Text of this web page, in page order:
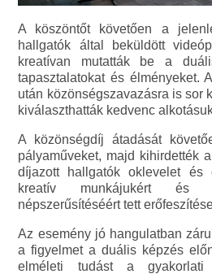
A köszöntőt követően a
hallgatók által beküldött
kreatívan mutatták be a
tapasztalatokat és élményeket.
után közönségszavazásra is sor
kiválaszthatták kedvenc
A közönségdíj átadását
pályaműveket, majd kihirdették
díjazott hallgatók oklevelet és
kreatív munkájukért
népszerűsítéséért tett
Az esemény jó hangulatban
a figyelmet a duális képzés
elméleti tudást a gyakorlati